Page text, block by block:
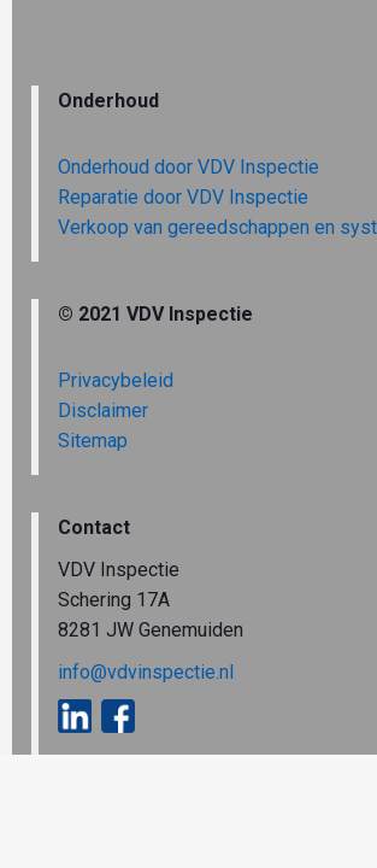
Onderhoud
Onderhoud door VDV Inspectie
Reparatie door VDV Inspectie
Verkoop van gereedschappen en
© 2021 VDV Inspectie
Privacybeleid
Disclaimer
Sitemap
Contact
VDV Inspectie
Schering 17A
8281 JW Genemuiden
info@vdvinspectie.nl